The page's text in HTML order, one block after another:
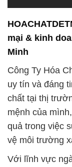
mại & kinh
Minh
Công Ty Hóa
uy tín và đáng
chất tại thị
mệnh của
quả trong việc
vệ môi trường
Với lĩnh vực